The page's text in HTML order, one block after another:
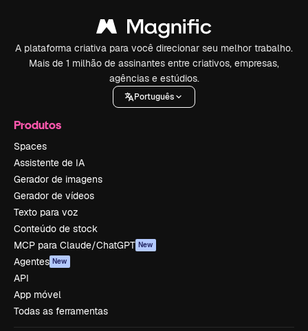
A plataforma criativa para você direcionar seu melhor trabalho.
Mais de 1 milhão de assinantes entre criativos, empresas,
agências e estúdios.
Português
Produtos
Spaces
Assistente de IA
Gerador de imagens
Gerador de vídeos
Texto para voz
Conteúdo de stock
MCP para Claude/ChatGPT New
Agentes New
API
App móvel
Todas as ferramentas